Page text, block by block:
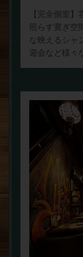
【完全個室
照らす寛ぎ空
な映えるシャ
迎会など様々